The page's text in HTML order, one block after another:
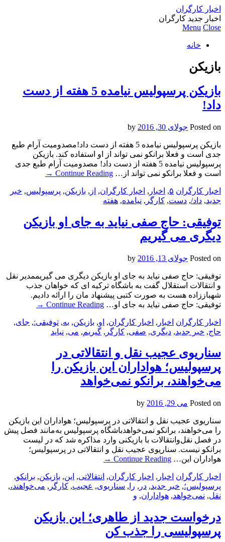
اخبار کارگران
اخبار جدید کارگران
Menu Close
خانه
بازیکن
بازیکن پرسپولیس نیامده 5 هفته از دست
داد!
Posted on جولای 30, 2016
بازیکن پرسپولیس نیامده 5 هفته از دست داد!مصدومیت آرام طبع
جدی است و فعلا برانکو نمی تواند از او استفاده کند. بازیکن
پرسپولیس نیامده 5 هفته از دست داد! مصدومیت آرام طبع جدی
است و فعلا برانکو نمی تواند از… Continue Reading
→
اخبار کارگران ۵, اخبار , اخبار کارگران, از , بازیکن, پرسپولیس, خبر
جدید, داد/, دست, کارگر , نیامده, هفته
توفیقی: حاج صفی نیاید به جای او بازیکن
دیگری می گیریم
Posted on جولای 13, 2016
توفیقی: حاج صفی نیاید به جای او بازیکن دیگری می گیریممدیر نقل
و انتقالات استقلال گفت به باشگاه ترکیه ای که خواهان جذب
شهباززاده هست به صورت کتبی پیشنهاد مان را ارائه دادیم.
توفیقی: حاج صفی نیاید به جای او… Continue Reading
→
اخبار کارگران اخبار , اخبار کارگران, او, بازیکن, به, توفیقی:, جای,
حاج, خبر جدید, دیگری, صفی, کارگر , گیریم, می, نیاید
سناریوی عجیب نقل و انتقالاتی در
پرسپولیس؛ هواداران این بازیکن را
می‌خواهند، برانکو نمی‌خواهد
Posted on می 29, 2016
سناریوی عجیب نقل و انتقالاتی در پرسپولیس؛ هواداران این بازیکن
را می‌خواهند، برانکو نمی‌خواهدباشگاه پرسپولیس به‌مانند فصل پیش
در فصل نقل‌وانتقالات با بازیکنی وارد مذاکره شد که در لیست
برانکو نیست. سناریوی عجیب نقل و انتقالاتی در پرسپولیس؛
هواداران این… Continue Reading
→
اخبار کارگران اخبار , اخبار کارگران, انتقالاتی, این, بازیکن, برانکو,
پرسپولیس؛, خبر جدید, در , را , سناریوی, عجیب, کارگر , می‌خواهند،,
نقل, نمی‌خواهد, هواداران, و
درخواست جدید از طاهری؛ این بازیکن
پرسپولیسی را جذب کن